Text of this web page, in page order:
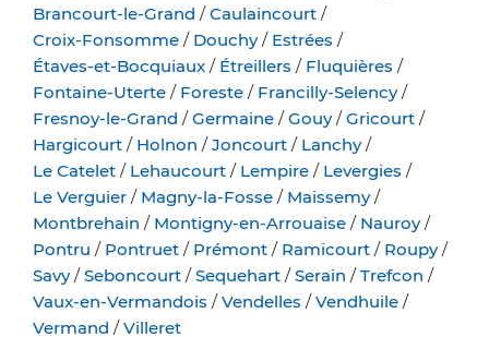
Brancourt-le-Grand /Caulaincourt /
Croix-Fonsomme / Douchy/ Estrées /
Étaves-et-Bocquiaux / Étreillers / Fluquières /
Fontaine-Uterte / Foreste / Francilly-Selency/
Fresnoy-le-Grand /Germaine /Gouy/Gricourt /
Hargicourt / Holnon /Joncourt / Lanchy/
Le Catelet / Lehaucourt / Lempire / Levergies /
Le Verguier / Magny-la-Fosse / Maissemy/
Montbrehain / Montigny-en-Arrouaise / Nauroy/
Pontru / Pontruet / Prémont / Ramicourt / Roupy/
Savy/Seboncourt /Sequehart /Serain /Trefcon /
Vaux-en-Vermandois /Vendelles /Vendhuile /
Vermand /Villeret